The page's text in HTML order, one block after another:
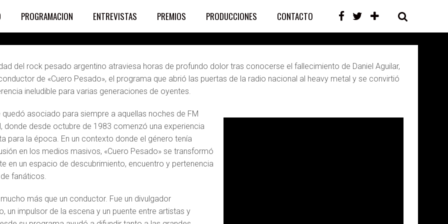
PROGRAMACION ENTREVISTAS PREMIOS PRODUCCIONES CONTACTO
del rock pesado argentino atraviesa horas de profundo dolor tras conocerse el fallecimiento de Daniel Aguilar,
de «Cuero Pesado», el programa que abrió las puertas de la radio nacional al heavy metal y se convirtió
ineludible para varias generaciones de oyentes.
quedó asociado para siempre a aquellas noches de FM
donde desde octubre de 1983 comenzó una experiencia
para la época. En un contexto donde el género tenía
en los medios masivos, «Cuero Pesado» se transformó
en un espacio de descubrimiento, encuentro y pertenencia
fanáticos.
más que un conductor. Fue un divulgador
un impulsor de la escena y un puente entre artistas y